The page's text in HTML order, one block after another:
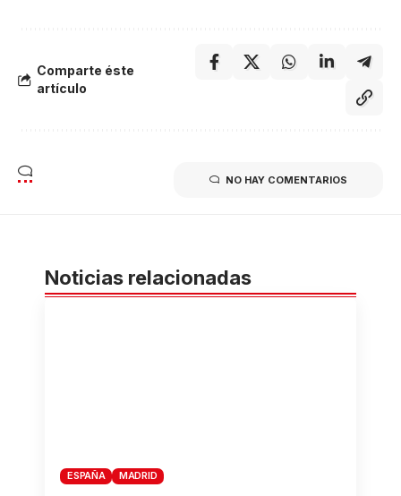
Comparte éste
artículo
NO HAY COMENTARIOS
Noticias relacionadas
ESPAÑA MADRID